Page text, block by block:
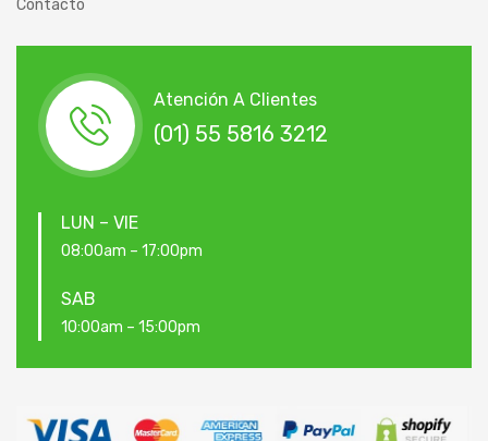
Contacto
Atención A Clientes
(01) 55 5816 3212
LUN – VIE
08:00am – 17:00pm
SAB
10:00am – 15:00pm